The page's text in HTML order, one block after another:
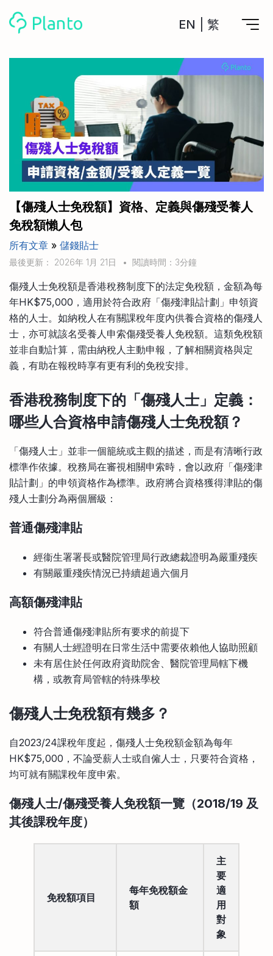
EN 繁
計劃買樓
計劃買樓第一步
全功能記賬
管理及分析所有戶口
管理MPF戶口
一次過管理所有強積金戶口
申請清卡數/私人貸款
CreFIT x Planto推廣優惠
工具
私人貸款
年利率/APR/年息比較
投資戶口 (美股)
比較最抵美股投資戶口
投資戶口 (港股)
比較最抵港股投資戶口
投資加密貨幣
比較最抵Crypto交易所
月供股票計劃
比較最抵月供計劃戶口
比較定存利率
信用卡
比較各種最優惠信用卡
關於我們
Academy
Marketplace
其他網站
手機App與理財資訊
商業解決方案
企業服務
【傷殘人士免稅額】資格、定義與傷殘受養人
免稅額懶人包
所有文章 » 儲錢貼士
最後更新： 2026年 1月 21日 • 閱讀時間：3分鐘
傷殘人士免稅額是香港稅務制度下的法定免稅額，金額為每
年HK$75,000，適用於符合政府「傷殘津貼計劃」申領資
格的人士。如納稅人在有關課稅年度內供養合資格的傷殘人
士，亦可就該名受養人申索傷殘受養人免稅額。這類免稅額
並非自動計算，需由納稅人主動申報，了解相關資格與定
義，有助在報稅時享有更有利的免稅安排。
香港稅務制度下的「傷殘人士」定義 ：
哪些人合資格申請傷殘人士免稅額？
「傷殘人士」並非一個籠統或主觀的描述，而是有清晰行政
標準作依據。稅務局在審視相關申索時，會以政府「傷殘津
貼計劃」的申領資格作為標準。政府將合資格獲得津貼的傷
殘人士劃分為兩個層級：
普通傷殘津貼
經衞生署署長或醫院管理局行政總裁證明為嚴重殘疾
有關嚴重殘疾情況已持續超過六個月
高額傷殘津貼
符合普通傷殘津貼所有要求的前提下
有關人士經證明在日常生活中需要依賴他人協助照顧
未有居住於任何政府資助院舍、醫院管理局轄下機
構，或教育局管轄的特殊學校
傷殘人士免稅額有幾多？
自2023/24課稅年度起，傷殘人士免稅額金額為每年
HK$75,000，不論受薪人士或自僱人士，只要符合資格，
均可就有關課稅年度申索。
傷殘人士/傷殘受養人免稅額一覽（2018/19 及
其後課稅年度）
免稅額項目
每年免稅額金
額
主
要
適
用
對
象